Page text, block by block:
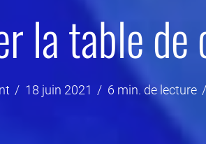
la table de
18 juin 2021 6 min. de lecture